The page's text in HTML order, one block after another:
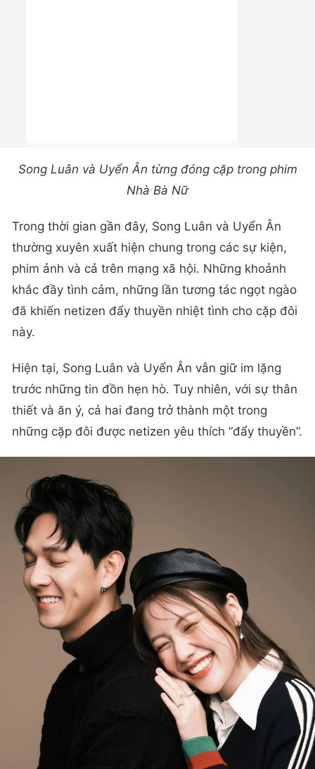
Song Luân và Uyển Ân từng đóng cặp trong phim
Nhà Bà Nữ
Trong thời gian gần đây, Song Luân và Uyển Ân
thường xuyên xuất hiện chung trong các sự kiện,
phim ảnh và cả trên mạng xã hội. Những khoảnh
khắc đầy tình cảm, những lần tương tác ngọt ngào
đã khiến netizen đẩy thuyền nhiệt tình cho cặp đôi
này.
Hiện tại, Song Luân và Uyển Ân vẫn giữ im lặng
trước những tin đồn hẹn hò. Tuy nhiên, với sự thân
thiết và ăn ý, cả hai đang trở thành một trong
những cặp đôi được netizen yêu thích “đẩy thuyền”.